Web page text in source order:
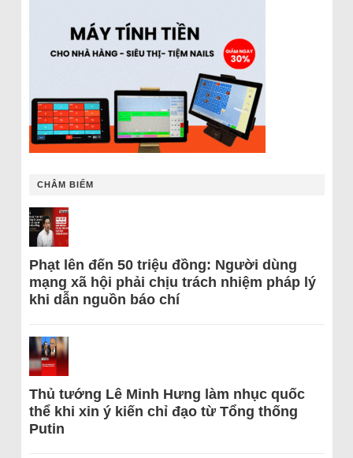
CHÂM BIẾM
Phạt lên đến 50 triệu đồng: Người dùng
mạng xã hội phải chịu trách nhiệm pháp lý
khi dẫn nguồn báo chí
Thủ tướng Lê Minh Hưng làm nhục quốc
thể khi xin ý kiến chỉ đạo từ Tổng thống
Putin